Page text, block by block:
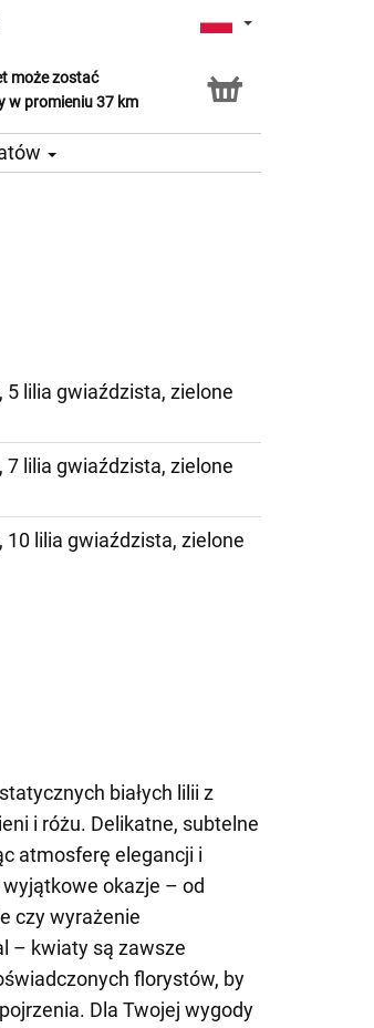
może zostać
w promieniu 37 km
Collect
5 lilia gwiaździsta, zielone
7 lilia gwiaździsta, zielone
10 lilia gwiaździsta, zielone
białych lilii z
i różu. Delikatne, subtelne
atmosferę elegancji i
okazje – od
czy wyrażenie
– kwiaty są zawsze
florystów, by
Dla Twojej wygody